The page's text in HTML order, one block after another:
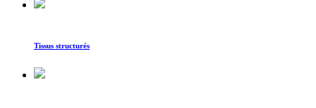
Tissus structurés